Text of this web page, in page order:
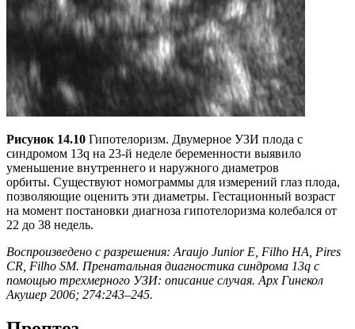
Рисунок 14.10 Гипотелоризм. Двумерное УЗИ плода с
синдромом 13q на 23-й неделе беременности выявило
уменьшение внутреннего и наружного диаметров
орбиты. Существуют номограммы для измерений глаз плода,
позволяющие оценить эти диаметры. Гестационный возраст
на момент постановки диагноза гипотелоризма колебался от
22 до 38 недель.
Воспроизведено с разрешения: Araujo Junior E, Filho HA, Pires
CR, Filho SM. Пренатальная диагностика синдрома 13q с
помощью трехмерного УЗИ: описание случая. Арх Гинекол
Акушер 2006; 274:243–245.